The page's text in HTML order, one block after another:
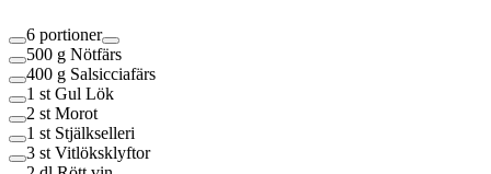
6 portioner
500 g Nötfärs
400 g Salsicciafärs
1 st Gul Lök
2 st Morot
1 st Stjälkselleri
3 st Vitlöksklyftor